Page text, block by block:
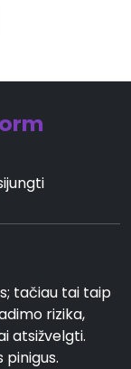
tačiau tai taip
rizika,
atsižvelgti.